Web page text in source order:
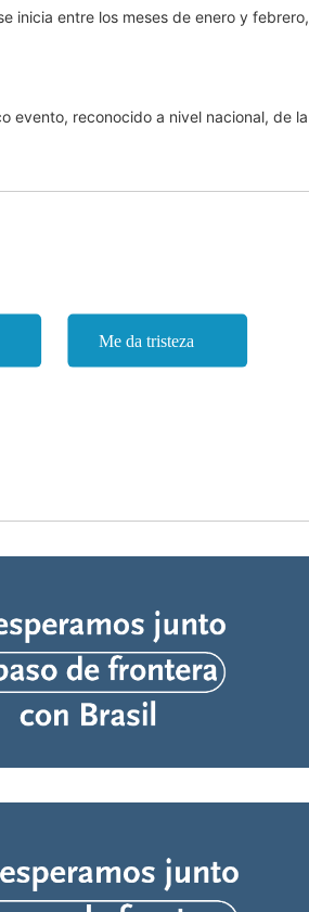
inicia entre los meses de enero y febrero,
evento, reconocido a nivel nacional, de la